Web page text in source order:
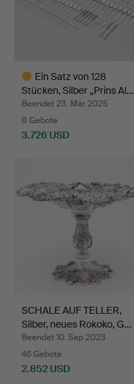
Ein Satz von 128
Stücken, Silber „Prins Al…
Beendet 23. Mär 2025
8 Gebote
3.726 USD
SCHALE AUF TELLER,
Silber, neues Rokoko, G…
Beendet 10. Sep 2023
46 Gebote
2.852 USD